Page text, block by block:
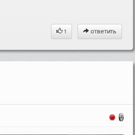
1 ответить